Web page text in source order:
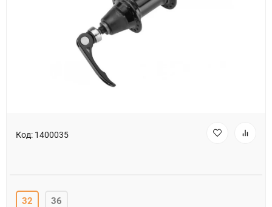
Код: 1400035
32 36